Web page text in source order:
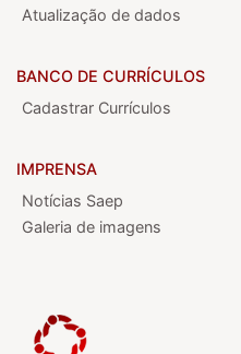
Atualização de dados
BANCO DE CURRÍCULOS
Cadastrar Currículos
IMPRENSA
Notícias Saep
Galeria de imagens